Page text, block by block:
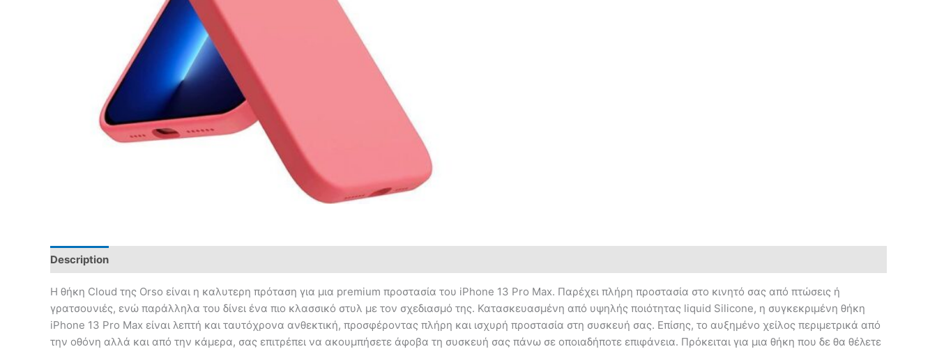
Description
Η θήκη Cloud της Orso είναι η καλυτερη πρόταση για μια premium προστασία του iPhone 13 Pro Max. Παρέχει πλήρη προστασία στο κινητό σας από πτώσεις ή
γρατσουνιές, ενώ παράλληλα του δίνει ένα πιο κλασσικό στυλ με τον σχεδιασμό της. Κατασκευασμένη από υψηλής ποιότητας liquid Silicone, η συγκεκριμένη θήκη
iPhone 13 Pro Max είναι λεπτή και ταυτόχρονα ανθεκτική, προσφέροντας πλήρη και ισχυρή προστασία στη συσκευή σας. Επίσης, το αυξημένο χείλος περιμετρικά από
την οθόνη αλλά και από την κάμερα, σας επιτρέπει να ακουμπήσετε άφοβα τη συσκευή σας πάνω σε οποιαδήποτε επιφάνεια. Πρόκειται για μια θήκη που δε θα θέλετε